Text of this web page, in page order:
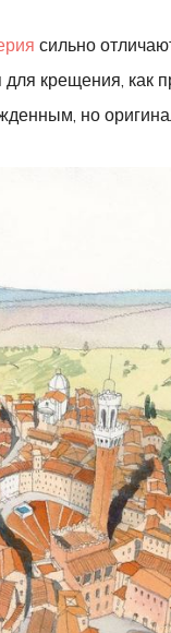
сильно
крещения,
но